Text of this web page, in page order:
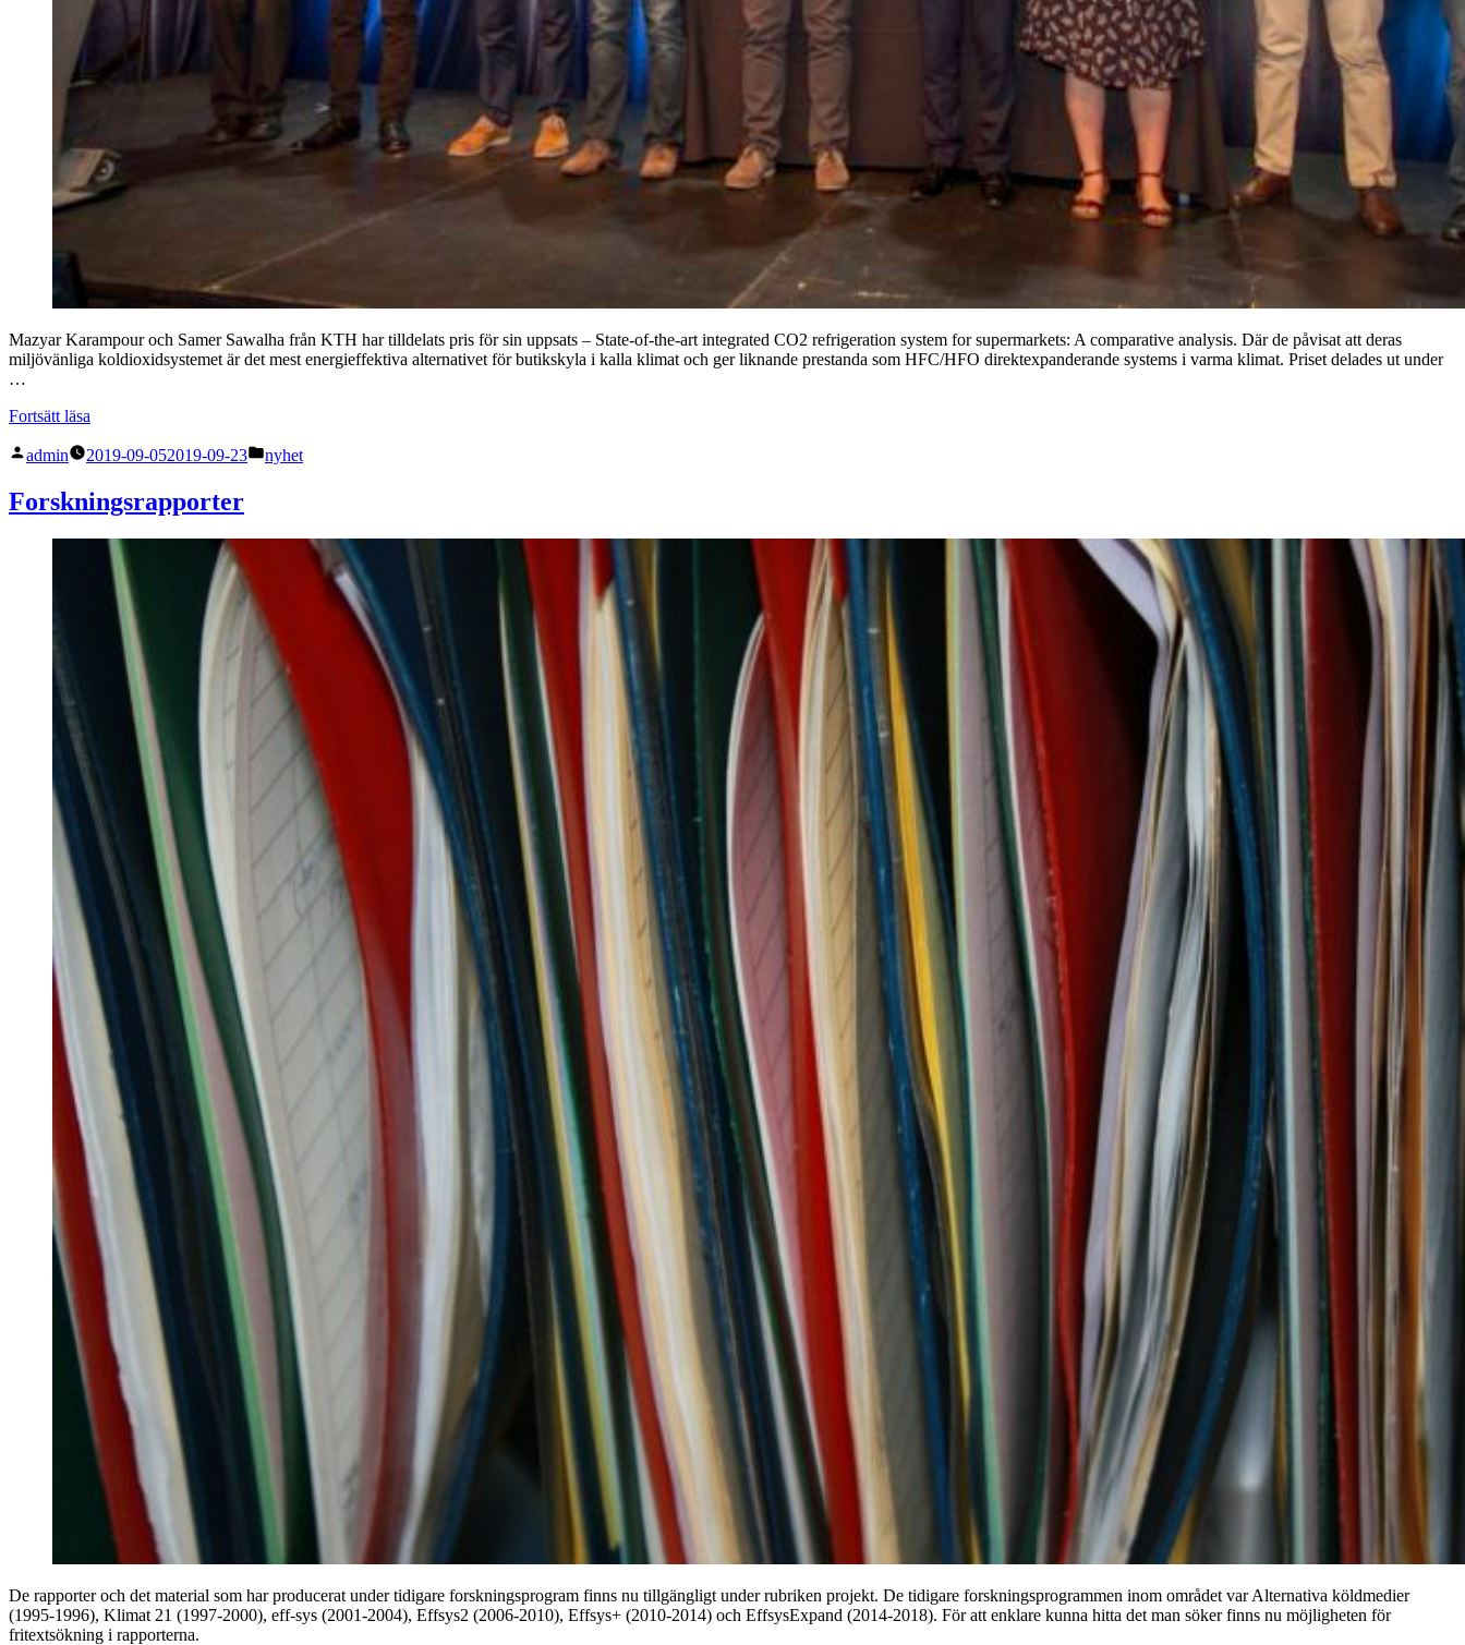
Mazyar Karampour och Samer Sawalha från KTH har tilldelats pris för sin uppsats – State-of-the-art integrated CO2 refrigeration system for supermarkets: A comparative analysis. Där de påvisat att deras
miljövänliga koldioxidsystemet är det mest energieffektiva alternativet för butikskyla i kalla klimat och ger liknande prestanda som HFC/HFO direktexpanderande systems i varma klimat. Priset delades ut under
…
Fortsätt läsa
för
system
för
Publicerat
admin 2019-09-052019-09-23
Publicerat
nyhet
Forskningsrapporter
De rapporter och det material som har producerat under tidigare forskningsprogram finns nu tillgängligt under rubriken projekt. De tidigare forskningsprogrammen inom området var Alternativa köldmedier
(1995-1996), Klimat 21 (1997-2000), eff-sys (2001-2004), Effsys2 (2006-2010), Effsys+ (2010-2014) och EffsysExpand (2014-2018). För att enklare kunna hitta det man söker finns nu möjligheten för
fritextsökning i rapporterna.